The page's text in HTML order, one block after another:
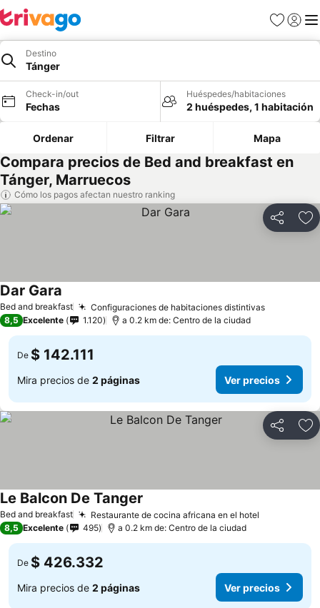
Favoritos
Iniciar
Destino
Tánger
Check-in/out
Fechas
Huéspedes/habitaciones
2 huéspedes, 1 habitación
Ordenar Filtrar Mapa
Compara precios de Bed and breakfast en
Tánger, Marruecos
Cómo los pagos afectan nuestro ranking
Compartir
Bed and breakfast Configuraciones de habitaciones distintivasVer
Dar Gara
8,5 Excelente 1.120 a 0.2 km de: Centro de la ciudad
De $ 142.111
Mira precios de 2 páginas Ver precios
Compartir
Bed and breakfast Restaurante de cocina africana en el hotel
Le Balcon De Tanger
8,5 Excelente 495 a 0.2 km de: Centro de la ciudad
De $ 426.332
Mira precios de 2 páginas Ver precios